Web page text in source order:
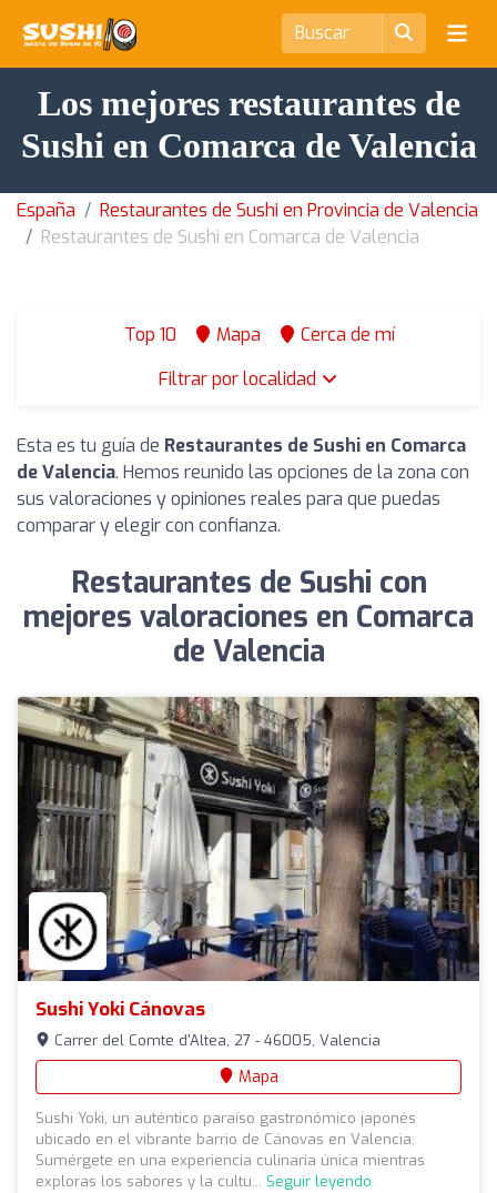
Los mejores restaurantes de
Sushi en Comarca de Valencia
España
Restaurantes de Sushi en Provincia de Valencia
Restaurantes de Sushi en Comarca de Valencia
Top 10 Mapa
Cerca de mí
Filtrar por localidad
Esta es tu guía de Restaurantes de Sushi en Comarca
de Valencia. Hemos reunido las opciones de la zona con
sus valoraciones y opiniones reales para que puedas
comparar y elegir con confianza.
Restaurantes de Sushi con
mejores valoraciones en Comarca
de Valencia
Sushi Yoki Cánovas
Carrer del Comte d'Altea, 27 - 46005, Valencia
Mapa
Sushi Yoki, un auténtico paraíso gastronómico japonés
ubicado en el vibrante barrio de Cánovas en Valencia.
Sumérgete en una experiencia culinaria única mientras
exploras los sabores y la cultu... Seguir leyendo